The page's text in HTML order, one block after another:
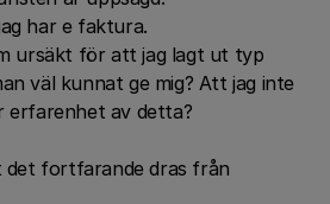
har e faktura.
ursäkt för att jag lagt ut typ
väl kunnat ge mig? Att jag inte
erfarenhet av detta?
det fortfarande dras från